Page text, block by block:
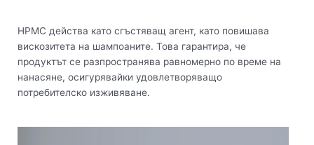
HPMC действа като сгъстяващ агент, като повишава
вискозитета на шампоаните. Това гарантира, че
продуктът се разпространява равномерно по време на
нанасяне, осигурявайки удовлетворяващо
потребителско изживяване.